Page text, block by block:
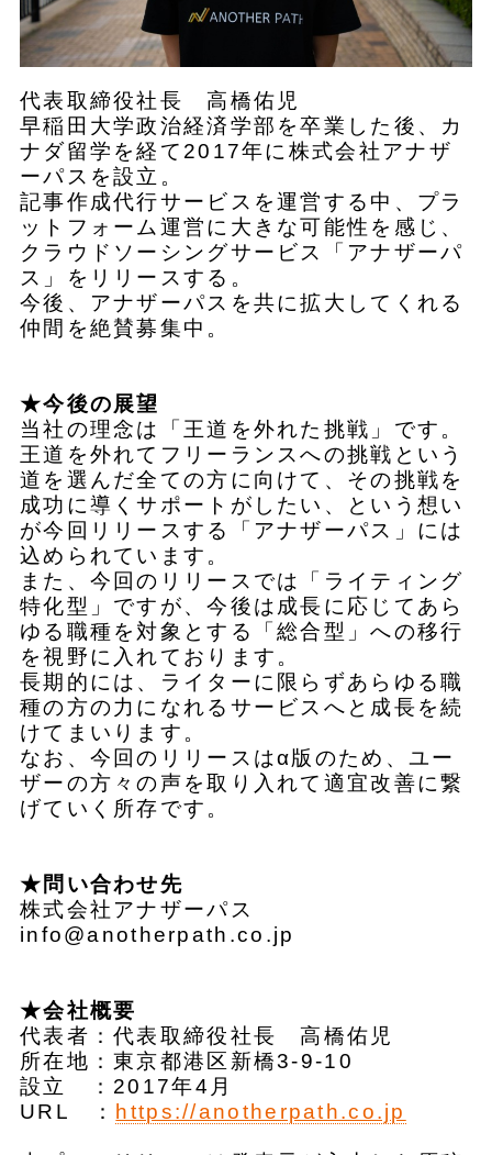
代表取締役社長 高橋佑児
早稲田大学政治経済学部を卒業した後、カ
ナダ留学を経て2017年に株式会社アナザ
ーパスを設立。
記事作成代行サービスを運営する中、プラ
ットフォーム運営に大きな可能性を感じ、
クラウドソーシングサービス「アナザーパ
ス」をリリースする。
今後、アナザーパスを共に拡大してくれる
仲間を絶賛募集中。
★今後の展望
当社の理念は「王道を外れた挑戦」です。
王道を外れてフリーランスへの挑戦という
道を選んだ全ての方に向けて、その挑戦を
成功に導くサポートがしたい、という想い
が今回リリースする「アナザーパス」には
込められています。
また、今回のリリースでは「ライティング
特化型」ですが、今後は成長に応じてあら
ゆる職種を対象とする「総合型」への移行
を視野に入れております。
長期的には、ライターに限らずあらゆる職
種の方の力になれるサービスへと成長を続
けてまいります。
なお、今回のリリースはα版のため、ユー
ザーの方々の声を取り入れて適宜改善に繋
げていく所存です。
★問い合わせ先
株式会社アナザーパス
info@anotherpath.co.jp
★会社概要
代表者：代表取締役社長 高橋佑児
所在地：東京都港区新橋3-9-10
設立 ：2017年4月
URL ： https://anotherpath.co.jp